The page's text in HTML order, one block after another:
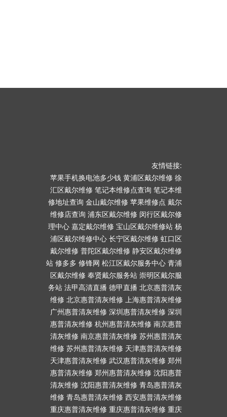
友情链接:
苹果手机换电池多少钱 黄浦区戴尔维修 徐
汇区戴尔维修 笔记本维修点查询 笔记本维
修地址查询 金山戴尔维修 苹果维修点 戴尔
维修店查询 浦东区戴尔维修 闵行区戴尔修
理中心 嘉定戴尔维修 宝山区戴尔维修站 杨
浦区戴尔维修中心 长宁区戴尔维修 虹口区
戴尔维修 普陀区戴尔维修 静安区戴尔维修
站 修多多 修锋网 松江区戴尔服务中心 青浦
区戴尔维修 奉贤戴尔服务站 崇明区戴尔服
务站 法甲高清直播 德甲直播 北京惠普清灰
维修 北京惠普清灰维修 上海惠普清灰维修
广州惠普清灰维修 深圳惠普清灰维修 深圳
惠普清灰维修 杭州惠普清灰维修 南京惠普
清灰维修 南京惠普清灰维修 苏州惠普清灰
维修 苏州惠普清灰维修 天津惠普清灰维修
天津惠普清灰维修 武汉惠普清灰维修 郑州
惠普清灰维修 郑州惠普清灰维修 沈阳惠普
清灰维修 沈阳惠普清灰维修 青岛惠普清灰
维修 青岛惠普清灰维修 西安惠普清灰维修
重庆惠普清灰维修 重庆惠普清灰维修 重庆